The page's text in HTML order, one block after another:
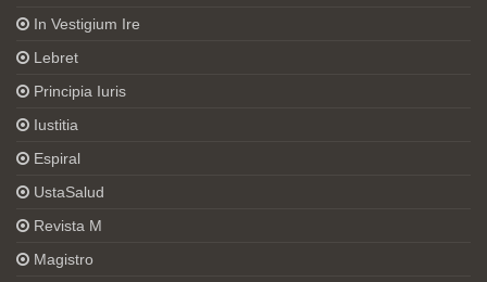
In Vestigium Ire
Lebret
Principia Iuris
Iustitia
Espiral
UstaSalud
Revista M
Magistro